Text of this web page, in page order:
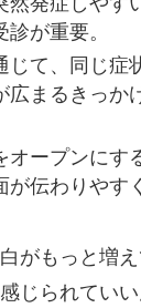
が重要。
じて、同じ症
広まるきっか
オープンにす
伝わりやす
がもっと増
じられてい